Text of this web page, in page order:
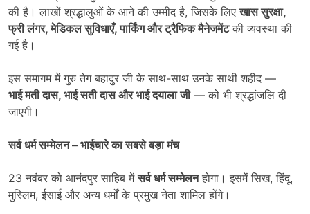
की है। लाखों श्रद्धालुओं के आने की उम्मीद है, जिसके लिएखास सुरक्षा,
फ्री लंगर,मेडिकल सुविधाएँ,पार्किंग और ट्रैफिक मैनेजमेंटकी व्यवस्था की
गई है।
इस समागम में गुरु तेग बहादुर जी के साथ-साथ उनके साथी शहीद —
भाई मती दास, भाई सती दास और भाई दयाला जी— को भी श्रद्धांजलि दी
जाएगी।
सर्व धर्म सम्मेलन– भाईचारे का सबसे बड़ा मंच
23 नवंबर को आनंदपुर साहिब मेंसर्व धर्म सम्मेलनहोगा। इसमें सिख, हिंदू,
मुस्लिम, ईसाई और अन्य धर्मों के प्रमुख नेता शामिल होंगे।